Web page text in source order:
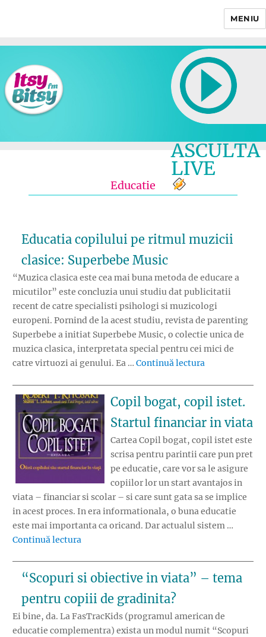
MENIU
ASCULTA
LIVE
Educatie
Educatia copilului pe ritmul muzicii
clasice: Superbebe Music
“Muzica clasica este cea mai buna metoda de educare a
micutilor” este concluzia unui studiu dat publicitatii
recent de catre specialisti psihologi si muzicologi
europeni. Pornind de la acest studiu, revista de parenting
Superbebe a initiat Superbebe Music, o colectie unica de
muzica clasica, interpretata special pentru cei mici de
catre virtuozi ai genului. Ea … Continuă lectura
Copil bogat, copil istet.
Startul financiar in viata
Cartea Copil bogat, copil istet este
scrisa pentru parintii care pun pret
pe educatie, care vor sa le asigure
copiilor lor un start avantajos in
viata – financiar si scolar – si care sunt gata sa se implice
in acest proces. In era informationala, o buna educatie
este mai importanta ca oricand. Dar actualul sistem …
Continuă lectura
“Scopuri si obiective in viata” – tema
pentru copiii de gradinita?
Ei bine, da. La FasTracKids (programul american de
educatie complementra) exista un modul numit “Scopuri